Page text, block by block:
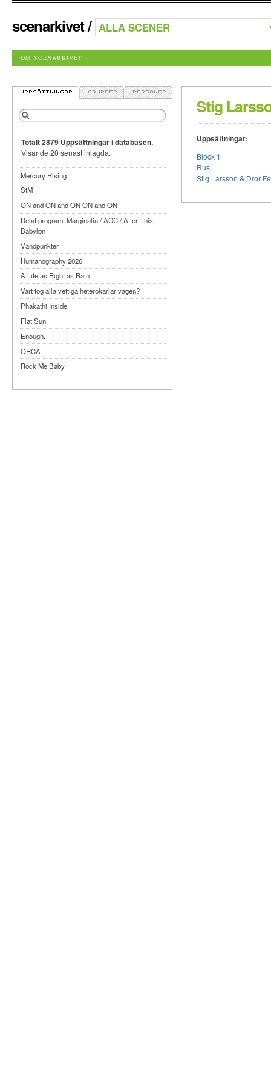
scenarkivet/
OM SCENARKIVET
Stig
Uppsättningar:
Block 1
Rus
Stig Larsson & Dror
Totalt 2879 Uppsättningar i databasen.
Visar de 20 senast inlagda.
Mercury Rising
StM
ON and ON and ON ON and ON
Delat program: Marginalia / ACC / After This
Babylon
Vändpunkter
Humanography 2026
A Life as Right as Rain
Vart tog alla vettiga heterokarlar vägen?
Phakathi Inside
Flat Sun
Enough.
ORCA
Rock Me Baby